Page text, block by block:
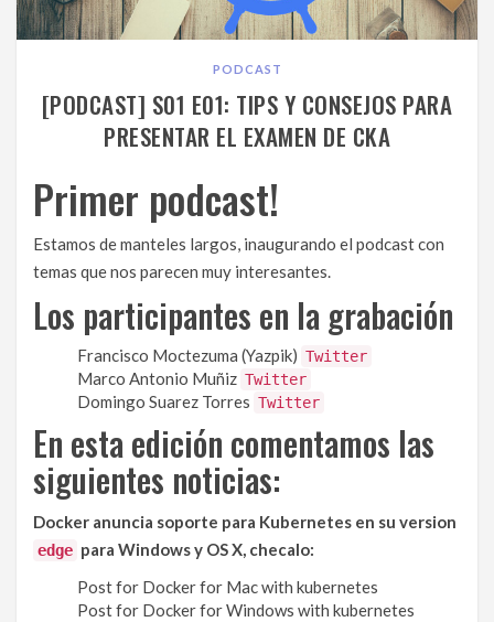
PODCAST
[PODCAST] S01 E01: TIPS Y CONSEJOS PARA
PRESENTAR EL EXAMEN DE CKA
Primer podcast!
Estamos de manteles largos, inaugurando el podcast con
temas que nos parecen muy interesantes.
Los participantes en la grabación
Francisco Moctezuma (Yazpik) Twitter
Marco Antonio Muñiz Twitter
Domingo Suarez Torres Twitter
En esta edición comentamos las
siguientes noticias:
Docker anuncia soporte para Kubernetes en su version
edge para Windows y OS X, checalo:
Post for Docker for Mac with kubernetes
Post for Docker for Windows with kubernetes